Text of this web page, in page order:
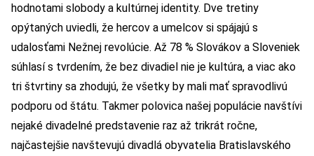
hodnotami slobody a kultúrnej identity. Dve tretiny
opýtaných uviedli, že hercov a umelcov si spájajú s
udalosťami Nežnej revolúcie. Až 78 % Slovákov a Sloveniek
súhlasí s tvrdením, že bez divadiel nie je kultúra, a viac ako
tri štvrtiny sa zhodujú, že všetky by mali mať spravodlivú
podporu od štátu. Takmer polovica našej populácie navštívi
nejaké divadelné predstavenie raz až trikrát ročne,
najčastejšie navštevujú divadlá obyvatelia Bratislavského